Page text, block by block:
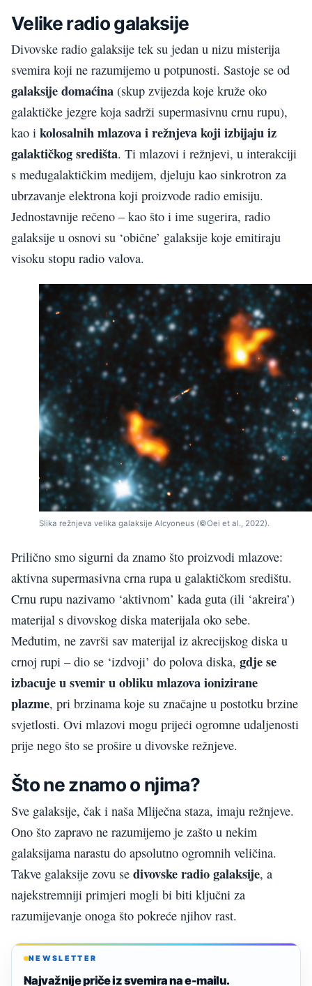
Velike radio galaksije
Divovske radio galaksije tek su jedan u nizu misterija
svemira koji ne razumijemo u potpunosti. Sastoje se od
galaksije domaćina (skup zvijezda koje kruže oko
galaktičke jezgre koja sadrži supermasivnu crnu rupu),
kao i kolosalnih mlazova i režnjeva koji izbijaju iz
galaktičkog središta. Ti mlazovi i režnjevi, u interakciji
s međugalaktičkim medijem, djeluju kao sinkrotron za
ubrzavanje elektrona koji proizvode radio emisiju.
Jednostavnije rečeno – kao što i ime sugerira, radio
galaksije u osnovi su ‘obične’ galaksije koje emitiraju
visoku stopu radio valova.
Slika režnjeva velika galaksije Alcyoneus (©Oei et al., 2022).
Prilično smo sigurni da znamo što proizvodi mlazove:
aktivna supermasivna crna rupa u galaktičkom središtu.
Crnu rupu nazivamo ‘aktivnom’ kada guta (ili ‘akreira’)
materijal s divovskog diska materijala oko sebe.
Međutim, ne završi sav materijal iz akrecijskog diska u
crnoj rupi – dio se ‘izdvoji’ do polova diska, gdje se
izbacuje u svemir u obliku mlazova ionizirane
plazme, pri brzinama koje su značajne u postotku brzine
svjetlosti. Ovi mlazovi mogu prijeći ogromne udaljenosti
prije nego što se prošire u divovske režnjeve.
Što ne znamo o njima?
Sve galaksije, čak i naša Mliječna staza, imaju režnjeve.
Ono što zapravo ne razumijemo je zašto u nekim
galaksijama narastu do apsolutno ogromnih veličina.
Takve galaksije zovu se divovske radio galaksije, a
najekstremniji primjeri mogli bi biti ključni za
razumijevanje onoga što pokreće njihov rast.
NEWSLETTER
Najvažnije priče iz svemira na e-mailu.